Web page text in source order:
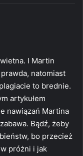
I Martin
natomiast
to brednie.
artykułem
nawiązań Martina
Bądź, żeby
bo przecież
próżni i jak